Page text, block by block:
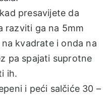
presavijete da
razviti ga na 5mm
kvadrate i onda na
pa spajati suprotne
ih.
i peći salčiće 30 –